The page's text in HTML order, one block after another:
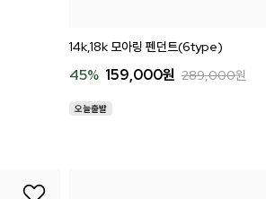
14k,18k 모아링 펜던트(6type)
45% 159,000원 289,000원